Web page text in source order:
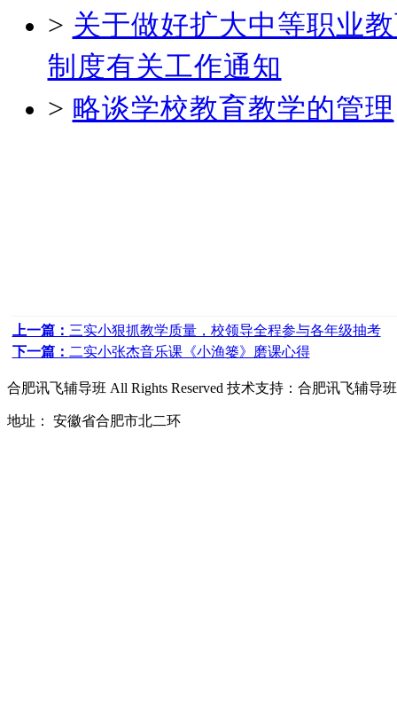
> 关于做好扩大中等职业
制度有关工作通知
> 略谈学校教育教学的管理
上一篇： 三实小狠抓教学质量，校领导全程参与各年级抽考
下一篇： 二实小张杰音乐课《小渔篓》磨课心得
合肥讯飞辅导班 All Rights Reserved 技术支持： 合肥讯飞辅导班
地址： 安徽省合肥市北二环